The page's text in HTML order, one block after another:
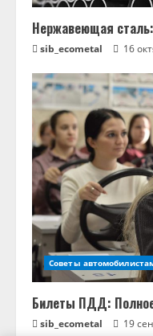
Нержавеющая
sib_ecometal 16
Советы
Билеты ПДД:
sib_ecometal 19